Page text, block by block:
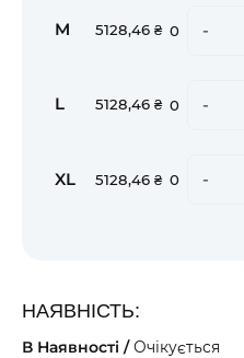
M 5128,46 ₴ 0 -
L 5128,46 ₴ 0 -
XL 5128,46 ₴ 0 -
НАЯВНІСТЬ:
В Наявності /Очікується